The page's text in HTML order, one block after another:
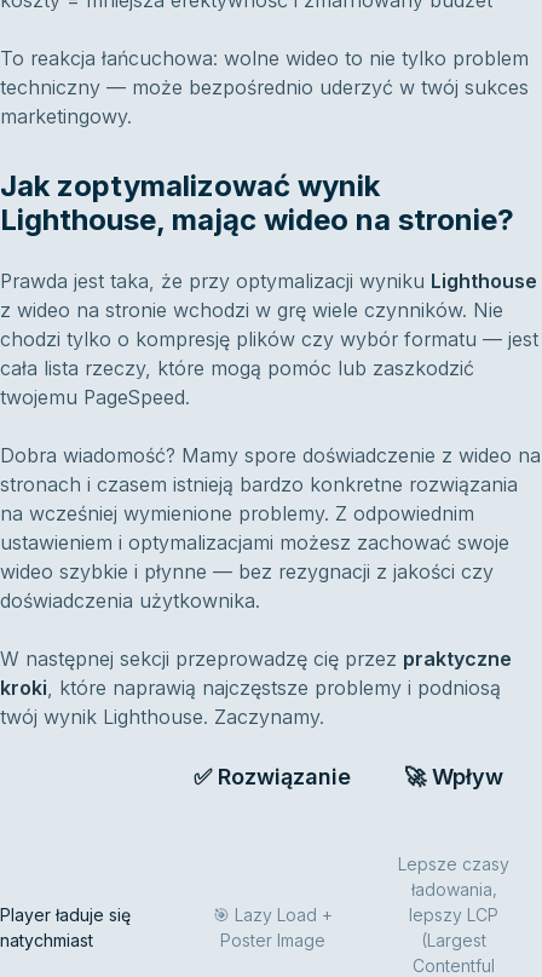
To reakcja łańcuchowa: wolne wideo to nie tylko problem
techniczny — może bezpośrednio uderzyć w twój sukces
marketingowy.
Jak zoptymalizować wynik
Lighthouse, mając wideo na stronie?
Prawda jest taka, że przy optymalizacji wyniku Lighthouse
z wideo na stronie wchodzi w grę wiele czynników. Nie
chodzi tylko o kompresję plików czy wybór formatu — jest
cała lista rzeczy, które mogą pomóc lub zaszkodzić
twojemu PageSpeed.
Dobra wiadomość? Mamy spore doświadczenie z wideo na
stronach i czasem istnieją bardzo konkretne rozwiązania
na wcześniej wymienione problemy. Z odpowiednim
ustawieniem i optymalizacjami możesz zachować swoje
wideo szybkie i płynne — bez rezygnacji z jakości czy
doświadczenia użytkownika.
W następnej sekcji przeprowadzę cię przez praktyczne
kroki , które naprawią najczęstsze problemy i podniosą
twój wynik Lighthouse. Zaczynamy.
✅ Rozwiązanie 🚀 Wpływ
Player ładuje się
natychmiast
🎯 Lazy Load +
Poster Image
Lepsze czasy
ładowania,
lepszy LCP
(Largest
Contentful